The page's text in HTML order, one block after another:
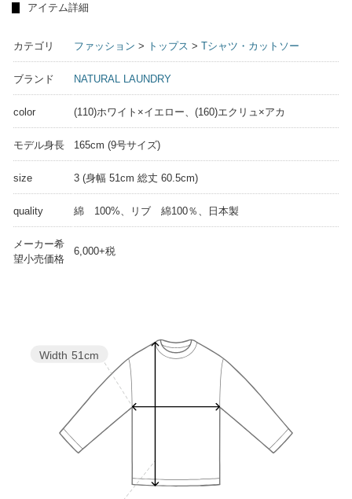
アイテム詳細
カテゴリ ファッション > トップス > Tシャツ・カットソー
ブランド NATURAL LAUNDRY
color (110)ホワイト×イエロー、(160)エクリュ×アカ
モデル身長 165cm (9号サイズ)
size 3 (身幅 51cm 総丈 60.5cm)
quality 綿 100%、リブ 綿100％、日本製
メーカー希
望小売価格
6,000+税
Width 51cm